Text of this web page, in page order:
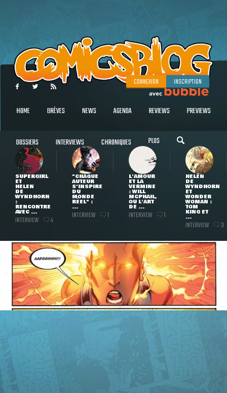
CONNEXION INSCRIPTION
HOME BRÈVES NEWS AGENDA REVIEWS PREVIEWS
DOSSIERS INTERVIEWS CHRONIQUES PLUS
SUPERGIRL
ET
HELEN
DE
WYNDHORN
:
RENCONTRE
AVEC ...
INTERVIEW 4
"CHAQUE
AUTEUR
S'INSPIRE
DU
MONDE
RÉEL" :
...
INTERVIEW 1
L'AMOUR
ET LA
VERMINE
: WILL
MCPHAIL,
OU L'ART
DE ...
INTERVIEW 1
HELEN
DE
WYNDHORN
ET
WONDER
WOMAN :
TOM
KING ET
...
INTERVIEW 3